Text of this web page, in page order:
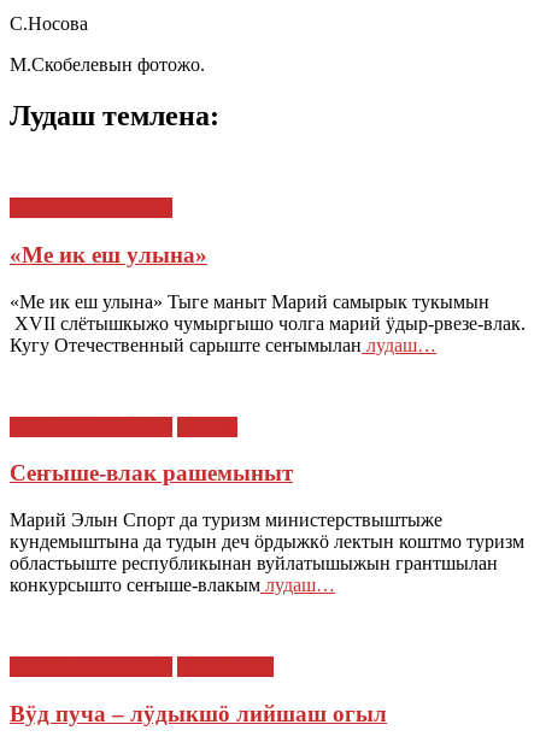
С.Носова
М.Скобелевын фотожо.
Лудаш темлена:
«Ме ик еш улына»
«Ме ик еш улына» Тыге маныт Марий самырык тукымын
XVII слётышкыжо чумыргышо чолга марий ӱдыр-рвезе-влак.
Кугу Отечественный сарыште сеҥымылан лудаш…
Сеҥыше-влак рашемыныт
Марий Элын Спорт да туризм министерствыштыже
кундемыштына да тудын деч ӧрдыжкӧ лектын коштмо туризм
областьыште республикынан вуйлатышыжын грантшылан
конкурсышто сеҥыше-влакым лудаш…
Вӱд пуча – лӱдыкшӧ лийшаш огыл